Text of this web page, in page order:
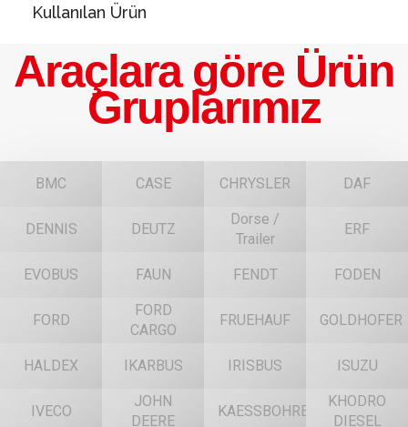
Kullanılan Ürün
Araçlara göre Ürün
Gruplarımız
BMC CASE CHRYSLER DAF
DENNIS DEUTZ
Dorse /
Trailer
ERF
EVOBUS FAUN FENDT FODEN
FORD
FORD
CARGO
FRUEHAUF GOLDHOFER
HALDEX IKARBUS IRISBUS ISUZU
IVECO
JOHN
DEERE
KAESSBOHRER
KHODRO
DIESEL